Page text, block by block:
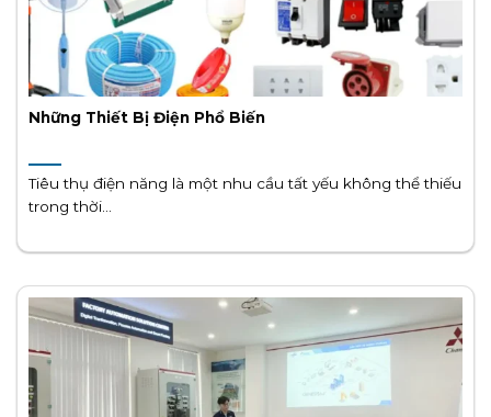
Những Thiết Bị Điện Phổ Biến
Tiêu thụ điện năng là một nhu cầu tất yếu không thể thiếu
trong thời...